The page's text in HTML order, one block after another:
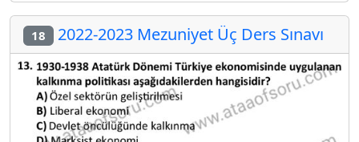
18 2022-2023 Mezuniyet Üç Ders Sınavı